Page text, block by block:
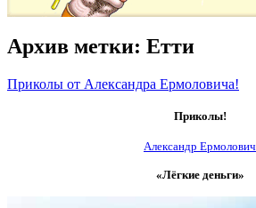
Архив метки: Етти
Приколы от Александра Ермоловича!
Приколы!
Александр Ермолович
«Лёгкие деньги»